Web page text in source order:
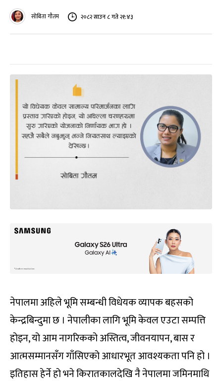
सोबिता गौतम २०८२ साउन ८ गते २१:४३
नेपालमा अहिले भूमि सम्बन्धी विधेयक व्यापक बहसको
केन्द्रबिन्दुमा छ । नेपालीका लागि भूमि केवल एउटा सम्पत्ति
होइन, यो आम नागरिकको अस्तित्व, जीवनयापन, बास र
आत्मसम्मानसँग गाँसिएको आधारभूत आवश्यकता पनि हो ।
इतिहास हेर्ने हो भने किरातकालदेखि नै नेपालमा जमिनमाथि